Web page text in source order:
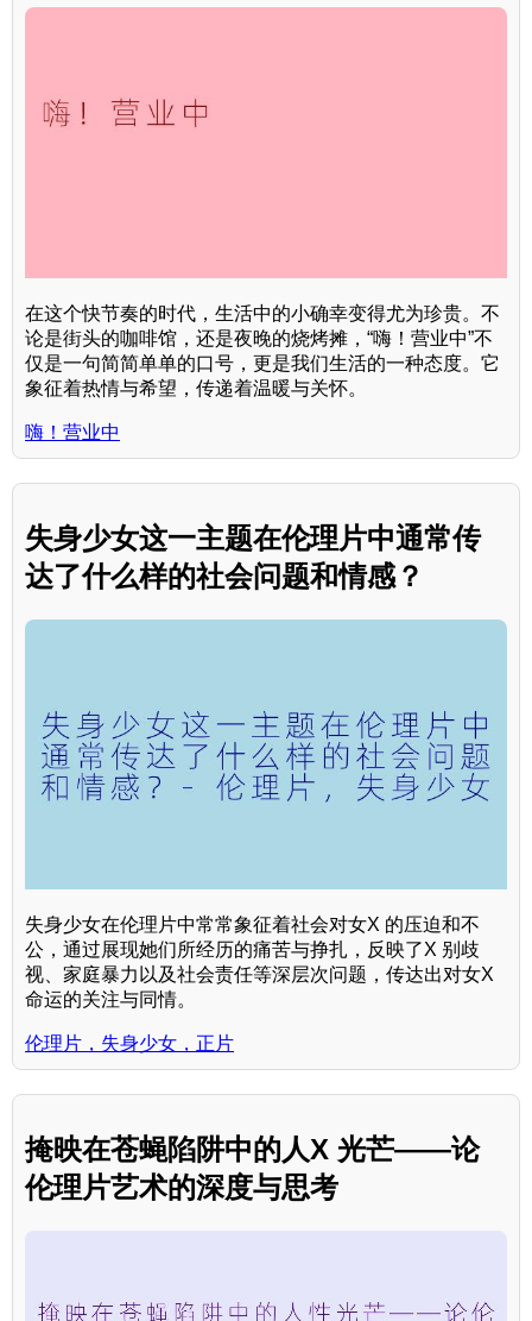
在这个快节奏的时代，生活中的小确幸变得尤为珍贵。不
论是街头的咖啡馆，还是夜晚的烧烤摊，“嗨！营业中”不
仅是一句简简单单的口号，更是我们生活的一种态度。它
象征着热情与希望，传递着温暖与关怀。
嗨！营业中
失身少女这一主题在伦理片中通常传
达了什么样的社会问题和情感？
失身少女在伦理片中常常象征着社会对女X 的压迫和不
公，通过展现她们所经历的痛苦与挣扎，反映了X 别歧
视、家庭暴力以及社会责任等深层次问题，传达出对女X
命运的关注与同情。
伦理片，失身少女，正片
掩映在苍蝇陷阱中的人X 光芒——论
伦理片艺术的深度与思考